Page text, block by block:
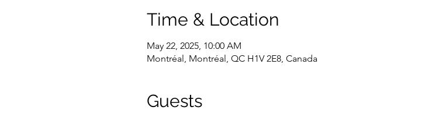
Time & Location
May 22, 2025, 10:00 AM
Montréal, Montréal, QC H1V 2E8, Canada
Guests